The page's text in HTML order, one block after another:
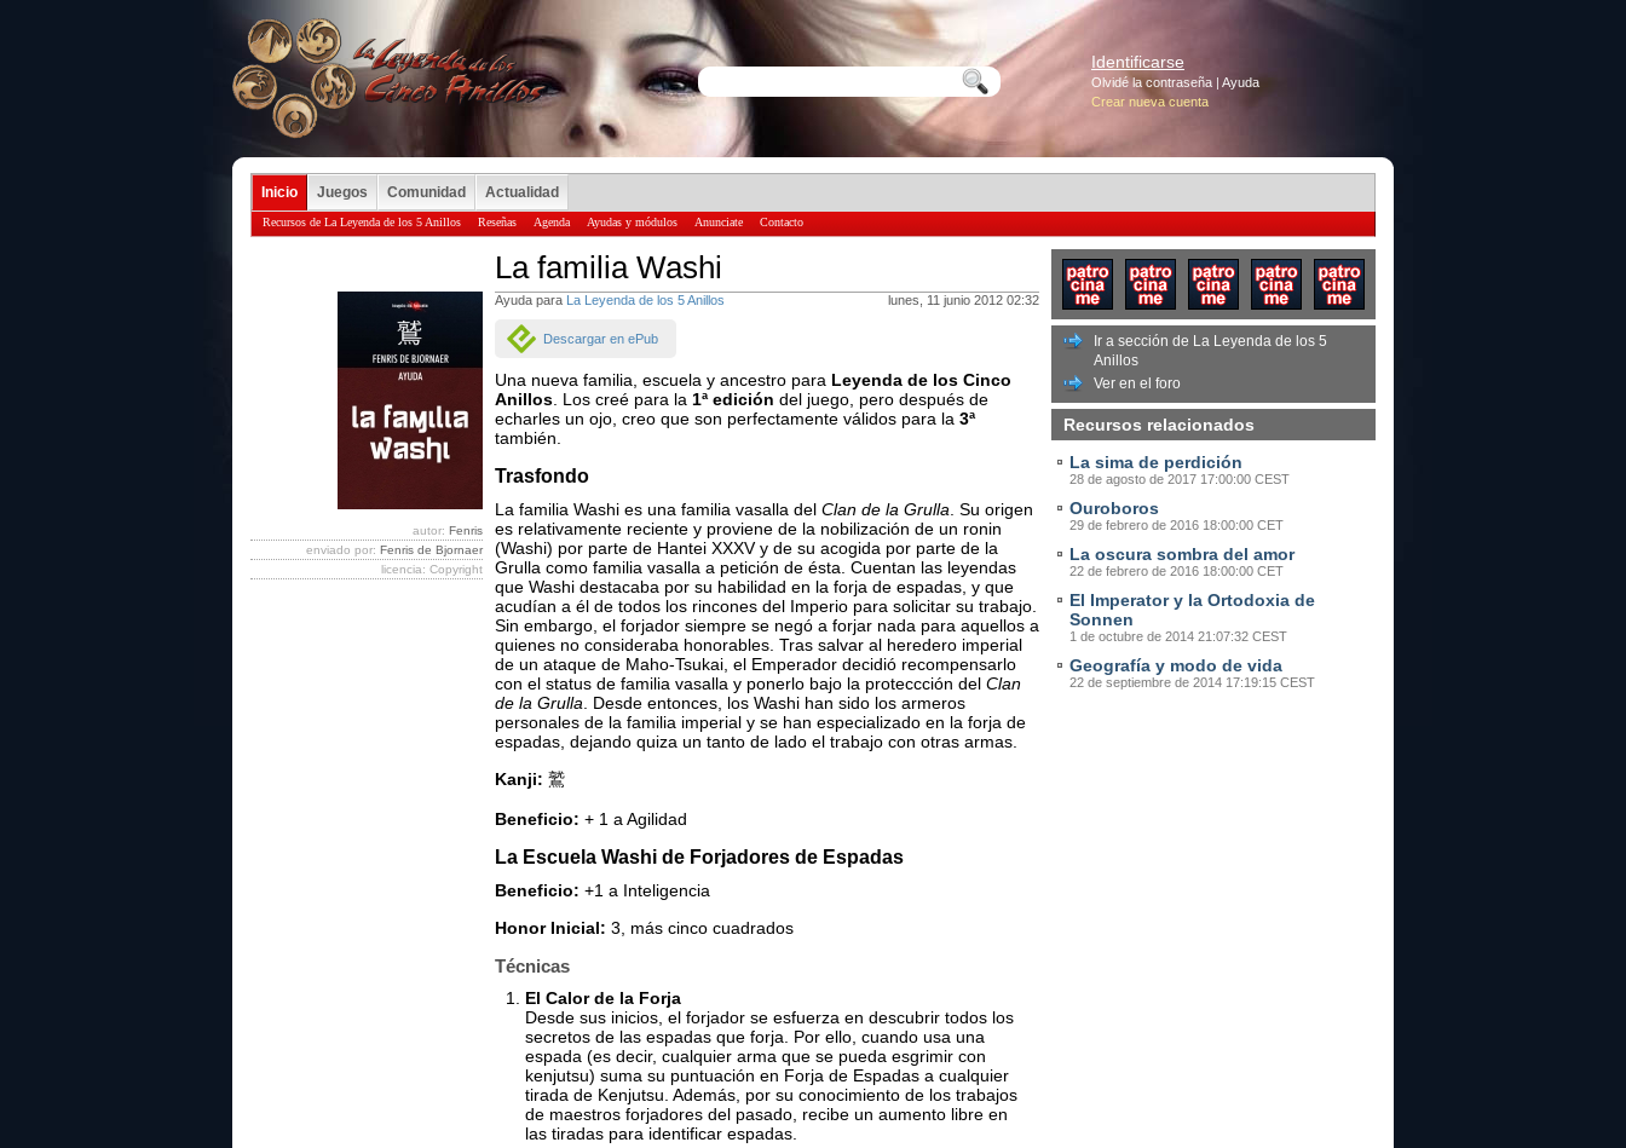
Identificarse
Olvidé la contraseña | Ayuda
Crear nueva cuenta
Inicio Juegos Comunidad Actualidad
Recursos de La Leyenda de los 5 Anillos Reseñas Agenda Ayudas y módulos Anunciate Contacto
La familia Washi
Ayuda para La Leyenda de los 5 Anillos lunes, 11 junio 2012 02:32
Descargar en ePub
Una nueva familia, escuela y ancestro para Leyenda de los Cinco
Anillos . Los creé para la 1ª edición del juego, pero después de
echarles un ojo, creo que son perfectamente válidos para la 3ª
también.
Trasfondo
La familia Washi es una familia vasalla del Clan de la Grulla . Su origen
es relativamente reciente y proviene de la nobilización de un ronin
(Washi) por parte de Hantei XXXV y de su acogida por parte de la
Grulla como familia vasalla a petición de ésta. Cuentan las leyendas
que Washi destacaba por su habilidad en la forja de espadas, y que
acudían a él de todos los rincones del Imperio para solicitar su trabajo.
Sin embargo, el forjador siempre se negó a forjar nada para aquellos a
quienes no consideraba honorables. Tras salvar al heredero imperial
de un ataque de Maho-Tsukai, el Emperador decidió recompensarlo
con el status de familia vasalla y ponerlo bajo la proteccción del Clan
de la Grulla . Desde entonces, los Washi han sido los armeros
personales de la familia imperial y se han especializado en la forja de
espadas, dejando quiza un tanto de lado el trabajo con otras armas.
Kanji: 鷲
Beneficio: + 1 a Agilidad
La Escuela Washi de Forjadores de Espadas
Beneficio: +1 a Inteligencia
Honor Inicial: 3, más cinco cuadrados
Técnicas
El Calor de la Forja
Desde sus inicios, el forjador se esfuerza en descubrir todos los
secretos de las espadas que forja. Por ello, cuando usa una
espada (es decir, cualquier arma que se pueda esgrimir con
kenjutsu) suma su puntuación en Forja de Espadas a cualquier
tirada de Kenjutsu. Además, por su conocimiento de los trabajos
de maestros forjadores del pasado, recibe un aumento libre en
las tiradas para identificar espadas.
Ir a sección de La Leyenda de los 5
Anillos
Ver en el foro
Recursos relacionados
La sima de perdición
28 de agosto de 2017 17:00:00 CEST
Ouroboros
29 de febrero de 2016 18:00:00 CET
La oscura sombra del amor
22 de febrero de 2016 18:00:00 CET
El Imperator y la Ortodoxia de
Sonnen
1 de octubre de 2014 21:07:32 CEST
Geografía y modo de vida
22 de septiembre de 2014 17:19:15 CEST
autor: Fenris
enviado por: Fenris de Bjornaer
licencia: Copyright